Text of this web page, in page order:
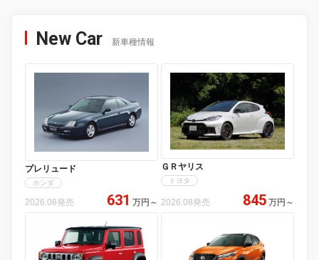
New Car 新車種情報
プレリュード
ホンダ
2026.08発売 631 万円 ～
ＧＲヤリス
トヨタ
2026.08発売 845 万円 ～